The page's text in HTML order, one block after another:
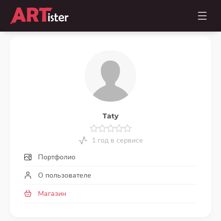
Taty
1 год в сервисе
Портфолио
О пользователе
Магазин